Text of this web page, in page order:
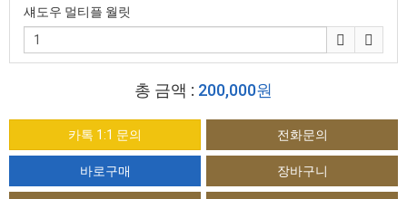
섀도우 멀티플 월릿
총 금액 : 200,000원
카톡 1:1 문의 전화문의